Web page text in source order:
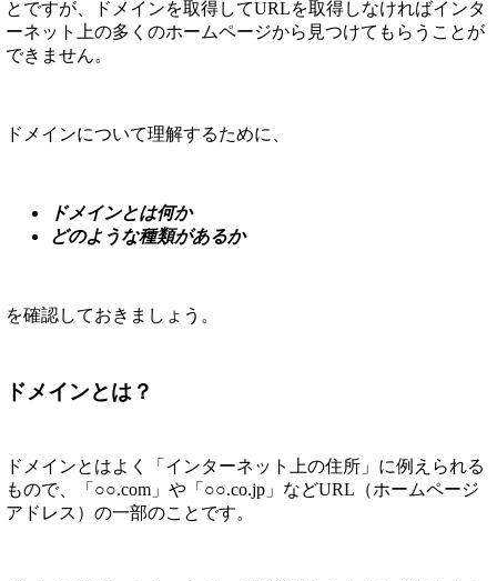
とですが、ドメインを取得してURLを取得しなければインタ
ーネット上の多くのホームページから見つけてもらうことが
できません。
ドメインについて理解するために、
ドメインとは何か
どのような種類があるか
を確認しておきましょう。
ドメインとは？
ドメインとはよく「インターネット上の住所」に例えられる
もので、「○○.com」や「○○.co.jp」などURL（ホームページ
アドレス）の一部のことです。